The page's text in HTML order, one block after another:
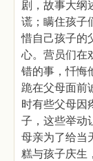
剧，故事大纲
谎；瞒住孩子
惜自己孩子的
心。营员们在
错的事，忏悔
跪在父母面前
时有些父母因
子，这些举动
母亲为了给当
糕与孩子庆生